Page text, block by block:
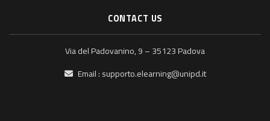
CONTACT US
Via del Padovanino, 9 – 35123 Padova
Email : supporto.elearning@unipd.it